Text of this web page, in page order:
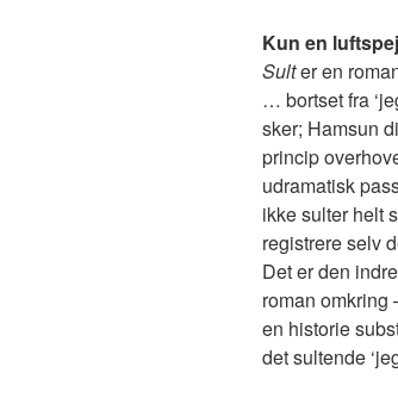
Kun en
Sulter en
… bortset fra
sker; Hamsun
princip
udramatisk
ikke sulter helt
registrere selv
Det er den
roman omkring
en historie
det sultende